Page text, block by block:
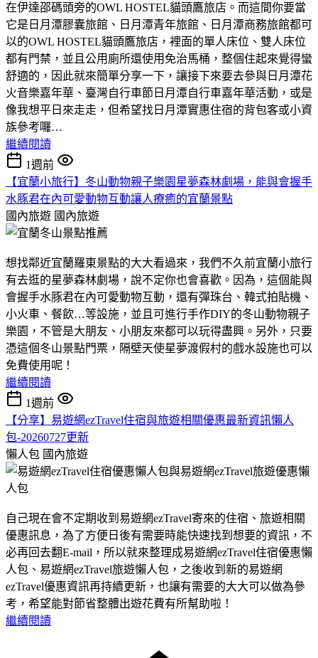
在伊達邵碼頭旁的OWL HOSTEL貓頭鷹旅店。而這間你要當
它是日月潭膠囊旅館、日月潭青年旅館、日月潭商務旅館都可
以的OWL HOSTEL貓頭鷹旅店，裡面的單人床位、雙人床位
都有門禁，並且公用廁所還使用免治馬桶，整個住起來覺得蠻
舒適的，因此就來簡單分享一下，讓接下來要去參與日月潭花
火音樂嘉年華、臺灣自行車節日月潭自行車嘉年華活動，或是
像我想平日來走走，但希望找日月潭實惠住宿的背包客或小資
族參考囉…
繼續閱讀
1週前
【宜蘭小旅行】冬山動物親子樂園星夢森林劇場，能與會握手
水豚君在內可愛動物互動讓人療癒的宜蘭景點
國內旅遊 國內旅遊
想找鄰近宜蘭羅東景點的大大看過來，我們不久前宜蘭小旅行
有去逛的星夢森林劇場，說不定你也會喜歡。因為，這個能與
會握手水豚君在內可愛動物互動，還有彈珠台、韓式拍貼機、
小火車、餐飲…等設施，並且可進行手作DIY的冬山動物親子
樂園，不管是大朋友、小朋友來都可以玩得盡興。另外，只要
憑這個冬山景點門票，隔壁天使星夢渡假村的戲水設施也可以
免費使用呢！
繼續閱讀
1週前
【分享】易遊網ezTravel住宿與旅遊相關優惠最新資訊懶人
包-20260727更新
懶人包 國內旅遊
自己現在會不定期收到易遊網ezTravel寄來的住宿、旅遊相關
優惠訊息，為了方便日後有需要時能快速找到想要的資訊，不
必再回去翻E-mail，所以就來整理成易遊網ezTravel住宿優惠懶
人包、易遊網ezTravel旅遊懶人包，之後收到新的易遊網
ezTravel優惠資訊再持續更新，也讓有需要的大大可以做為參
考，希望能對節省整體出遊花費有所幫助啦！
繼續閱讀